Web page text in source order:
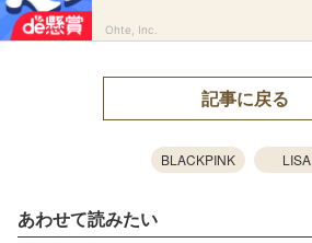
Ohte, Inc.
記事に戻る
BLACKPINK LISA
あわせて読みたい